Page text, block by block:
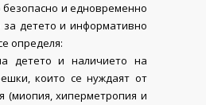
и едновременно
за детето и информативно
определя:
детето и наличието на
които се нуждаят от
(миопия, хиперметропия и